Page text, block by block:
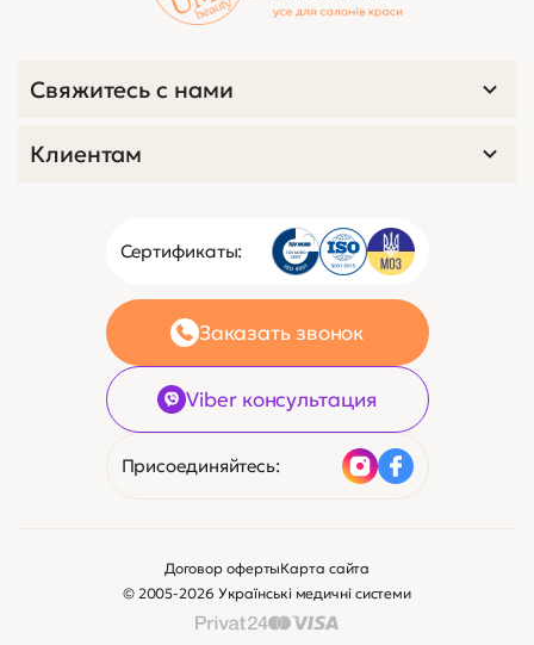
Сертификаты:
Заказать звонок
Viber консультация
Присоединяйтесь:
Свяжитесь с нами
Клиентам
© 2005-2026 Українські медичні системи
Договор офертыКарта сайта